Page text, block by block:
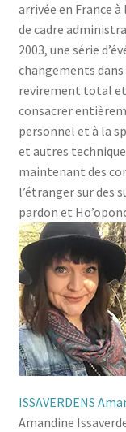
arrivée en France à
de cadre
2003, une série
changements dans
revirement total et
consacrer
personnel et à la
et autres
maintenant des
l’étranger sur des
pardon et
ISSAVERDENS
Amandine